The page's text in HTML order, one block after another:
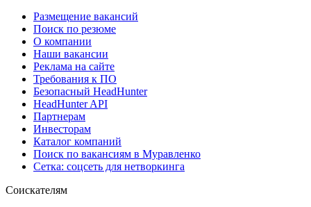
Размещение вакансий
Поиск по резюме
О компании
Наши вакансии
Реклама на сайте
Требования к ПО
Безопасный HeadHunter
HeadHunter API
Партнерам
Инвесторам
Каталог компаний
Поиск по вакансиям в Муравленко
Сетка: соцсеть для нетворкинга
Соискателям